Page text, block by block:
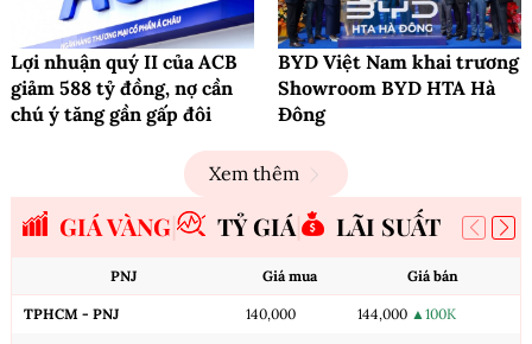
Lợi nhuận quý II của ACB
giảm 588 tỷ đồng, nợ cần
chú ý tăng gần gấp đôi
BYD Việt Nam khai trương
Showroom BYD HTA Hà
Đông
Xem thêm
GIÁ VÀNG TỶ GIÁ LÃI SUẤT
PNJ Giá mua Giá bán
TPHCM - PNJ 140,000 144,000 ▲100K